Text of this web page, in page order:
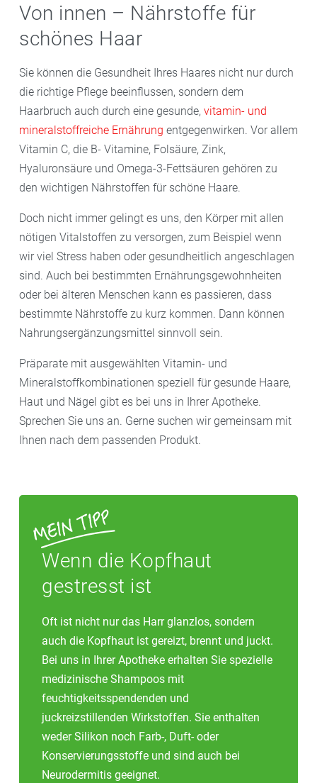
Von innen – Nährstoffe für
schönes Haar
Sie können die Gesundheit Ihres Haares nicht nur durch
die richtige Pflege beeinflussen, sondern dem
Haarbruch auch durch eine gesunde, vitamin- und
mineralstoffreiche Ernährung entgegenwirken. Vor allem
Vitamin C, die B- Vitamine, Folsäure, Zink,
Hyaluronsäure und Omega-3-Fettsäuren gehören zu
den wichtigen Nährstoffen für schöne Haare.
Doch nicht immer gelingt es uns, den Körper mit allen
nötigen Vitalstoffen zu versorgen, zum Beispiel wenn
wir viel Stress haben oder gesundheitlich angeschlagen
sind. Auch bei bestimmten Ernährungsgewohnheiten
oder bei älteren Menschen kann es passieren, dass
bestimmte Nährstoffe zu kurz kommen. Dann können
Nahrungsergänzungsmittel sinnvoll sein.
Präparate mit ausgewählten Vitamin- und
Mineralstoffkombinationen speziell für gesunde Haare,
Haut und Nägel gibt es bei uns in Ihrer Apotheke.
Sprechen Sie uns an. Gerne suchen wir gemeinsam mit
Ihnen nach dem passenden Produkt.
Wenn die Kopfhaut
gestresst ist
Oft ist nicht nur das Harr glanzlos, sondern
auch die Kopfhaut ist gereizt, brennt und juckt.
Bei uns in Ihrer Apotheke erhalten Sie spezielle
medizinische Shampoos mit
feuchtigkeitsspendenden und
juckreizstillenden Wirkstoffen. Sie enthalten
weder Silikon noch Farb-, Duft- oder
Konservierungsstoffe und sind auch bei
Neurodermitis geeignet.